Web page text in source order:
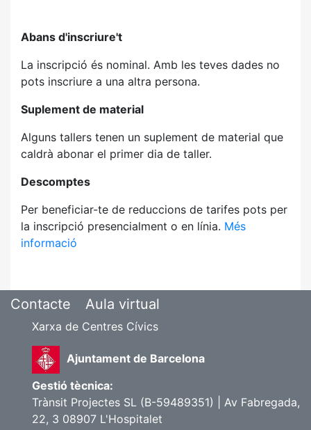
Abans d'inscriure't
La inscripció és nominal. Amb les teves dades no
pots inscriure a una altra persona.
Suplement de material
Alguns tallers tenen un suplement de material que
caldrà abonar el primer dia de taller.
Descomptes
Per beneficiar-te de reduccions de tarifes pots per
la inscripció presencialment o en línia. Més
informació
Contacte Aula virtual
Xarxa de Centres Cívics
Ajuntament de Barcelona
Gestió tècnica:
Trànsit Projectes SL (B-59489351) | Av Fabregada,
22, 3 08907 L'Hospitalet